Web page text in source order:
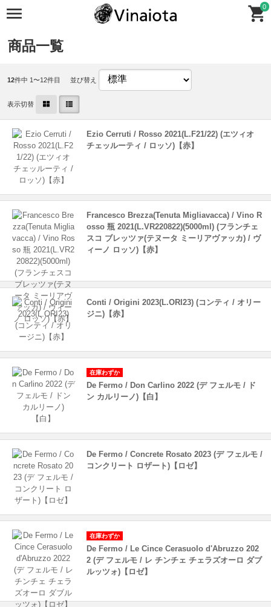
0
商品一覧
12件中 1〜12件目 並び替え
表示切替
Ezio Cerruti / Rosso 2021(L.F21/22) (エツィオ
チェッルーティ / ロッソ)【赤】
Francesco Brezza(Tenuta Migliavacca) / Vino R
osso 瓶 2021(L.VR220822)(5000ml) (フランチェ
スコ ブレッツァ(テヌータ ミーリアヴァッカ) / ヴ
ィーノ ロッソ)【赤】
Conti / Origini 2023(L.ORI23) (コンティ / オリー
ジニ)【赤】
在庫わずか
De Fermo / Don Carlino 2022 (デ フェルモ / ド
ン カルリーノ)【白】
De Fermo / Concrete Rosato 2023 (デ フェルモ /
コンクリート ロザート)【ロゼ】
在庫わずか
De Fermo / Le Cince Cerasuolo d'Abruzzo 202
2 (デ フェルモ / レ チンチェ チェラズオーロ ダブ
ルッツォ)【ロゼ】